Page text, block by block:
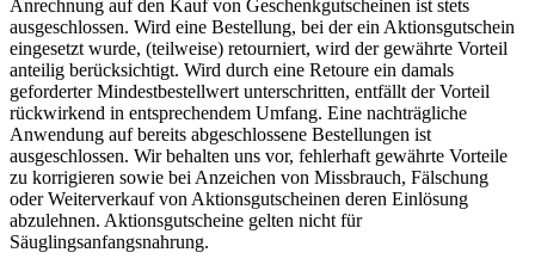
Anrechnung auf den Kauf von Geschenkgutscheinen ist stets
ausgeschlossen. Wird eine Bestellung, bei der ein Aktionsgutschein
eingesetzt wurde, (teilweise) retourniert, wird der gewährte Vorteil
anteilig berücksichtigt. Wird durch eine Retoure ein damals
geforderter Mindestbestellwert unterschritten, entfällt der Vorteil
rückwirkend in entsprechendem Umfang. Eine nachträgliche
Anwendung auf bereits abgeschlossene Bestellungen ist
ausgeschlossen. Wir behalten uns vor, fehlerhaft gewährte Vorteile
zu korrigieren sowie bei Anzeichen von Missbrauch, Fälschung
oder Weiterverkauf von Aktionsgutscheinen deren Einlösung
abzulehnen. Aktionsgutscheine gelten nicht für
Säuglingsanfangsnahrung.